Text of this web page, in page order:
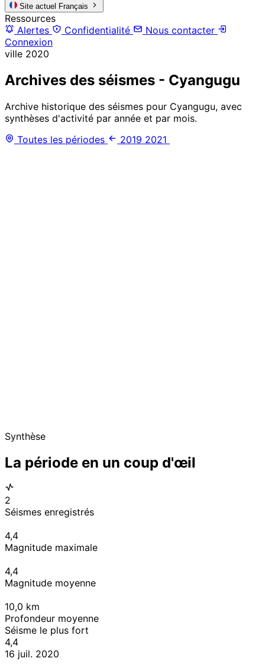
Site actuel Français
Ressources
Alertes
Confidentialité
Nous contacter
Connexion
ville 2020
Archives des séismes - Cyangugu
Archive historique des séismes pour Cyangugu, avec
synthèses d'activité par année et par mois.
Toutes les périodes
2019 2021
Synthèse
La période en un coup d'œil
2
Séismes enregistrés
4,4
Magnitude maximale
4,4
Magnitude moyenne
10,0 km
Profondeur moyenne
Séisme le plus fort
4,4
16 juil. 2020